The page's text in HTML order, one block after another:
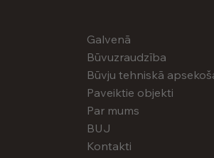
Galvenā
Būvuzraudzība
Būvju tehniskā
Paveiktie objekti
Par mums
BUJ
Kontakti